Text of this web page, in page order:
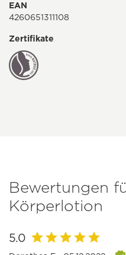
EAN
4260651311108
Zertifikate
Bewertungen
Körperlotion
5.0